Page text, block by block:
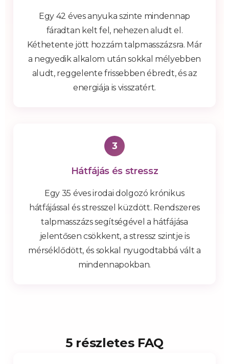
Egy 42 éves anyuka szinte mindennap
fáradtan kelt fel, nehezen aludt el.
Kéthetente jött hozzám talpmasszázsra. Már
a negyedik alkalom után sokkal mélyebben
aludt, reggelente frissebben ébredt, és az
energiája is visszatért.
3
Hátfájás és stressz
Egy 35 éves irodai dolgozó krónikus
hátfájással és stresszel küzdött. Rendszeres
talpmasszázs segítségével a hátfájása
jelentősen csökkent, a stressz szintje is
mérséklődött, és sokkal nyugodtabbá vált a
mindennapokban.
5 részletes FAQ